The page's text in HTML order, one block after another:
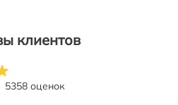
клиентов
5358 оценок